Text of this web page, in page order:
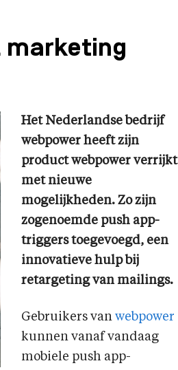
marketing
Het Nederlandse bedrijf
webpower heeft zijn
product webpower verrijkt
met nieuwe
mogelijkheden. Zo zijn
zogenoemde push app-
triggers toegevoegd, een
innovatieve hulp bij
retargeting van mailings.
Gebruikers van webpower
kunnen vanaf vandaag
mobiele push app-